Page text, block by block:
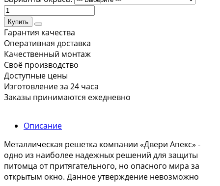
Купить
Гарантия качества
Оперативная доставка
Качественный монтаж
Своё производство
Доступные цены
Изготовление за 24 часа
Заказы принимаются ежедневно
Описание
Металлическая решетка компании «Двери Апекс» -
одно из наиболее надежных решений для защиты
питомца от притягательного, но опасного мира за
открытым окно. Данное утверждение невозможно